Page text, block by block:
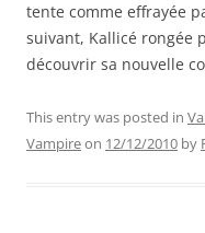
tente comme effrayée
suivant, Kallicé rongée
découvrir sa nouvelle
This entry was posted in
Vampireon 12/12/2010 by